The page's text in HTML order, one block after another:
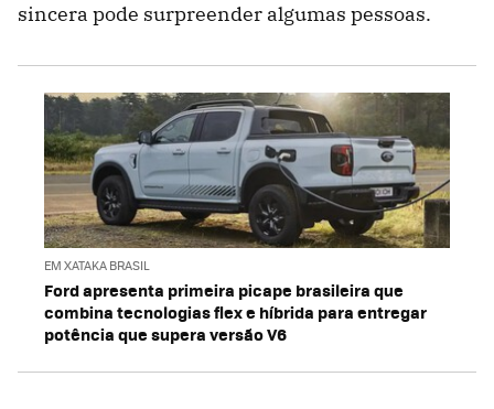
sincera pode surpreender algumas pessoas.
EM XATAKA BRASIL
Ford apresenta primeira picape brasileira que
combina tecnologias flex e híbrida para entregar
potência que supera versão V6